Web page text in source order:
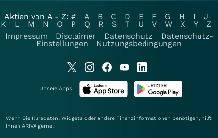
Aktien von A - Z: # A B C D E F G H I
J
K
L M N O P Q R S T U V W X Y
Z
Impressum
Disclaimer Datenschutz
Datenschutz-
Einstellungen
Nutzungsbedingungen
Unsere Apps:
Wenn Sie Kursdaten, Widgets oder andere Finanzinformationen benötigen, hilft
Ihnen ARIVA gerne.